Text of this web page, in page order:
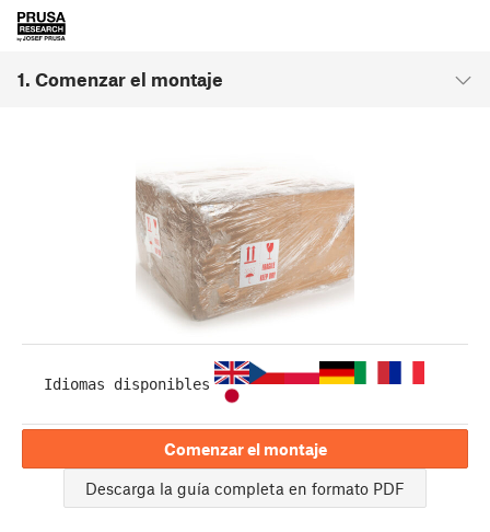
1. Comenzar el montaje
Idiomas disponibles
Comenzar el montaje
Descarga la guía completa en formato PDF